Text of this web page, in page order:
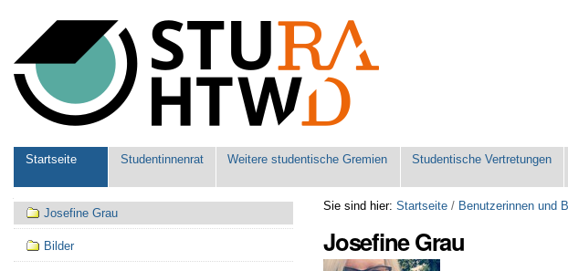
Werkzeuge
Sektionen
Startseite Studentinnenrat Weitere studentische Gremien Studentische Vertretungen
Sie sind hier: Startseite / Benutzerinnen und
Josefine Grau
Navigation
Josefine Grau
Bilder